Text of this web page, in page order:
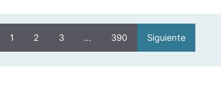
1 2 3 … 390 Siguiente